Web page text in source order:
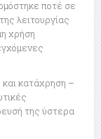
ποτέ σε
λειτουργίας
χρήση
και κατάχρηση –
της ύστερα